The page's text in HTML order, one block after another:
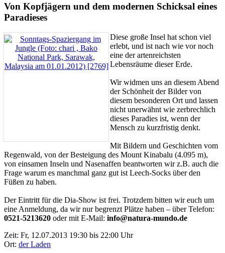
Von Kopfjägern und dem modernen Schicksal eines
Paradieses
Diese große Insel hat schon viel
erlebt, und ist nach wie vor noch
eine der artenreichsten
Lebensräume dieser Erde.
Wir widmen uns an diesem Abend
der Schönheit der Bilder von
diesem besonderen Ort und lassen
nicht unerwähnt wie zerbrechlich
dieses Paradies ist, wenn der
Mensch zu kurzfristig denkt.
Mit Bildern und Geschichten vom
Regenwald, von der Besteigung des Mount Kinabalu (4.095 m),
von einsamen Inseln und Nasenaffen beantworten wir z.B. auch die
Frage warum es manchmal ganz gut ist Leech-Socks über den
Füßen zu haben.
Der Eintritt für die Dia-Show ist frei. Trotzdem bitten wir euch um
eine Anmeldung, da wir nur begrenzt Plätze haben – über Telefon:
0521-5213620 oder mit E-Mail: info@natura-mundo.de
Zeit: Fr, 12.07.2013 19:30 bis 22:00 Uhr
Ort: der Laden